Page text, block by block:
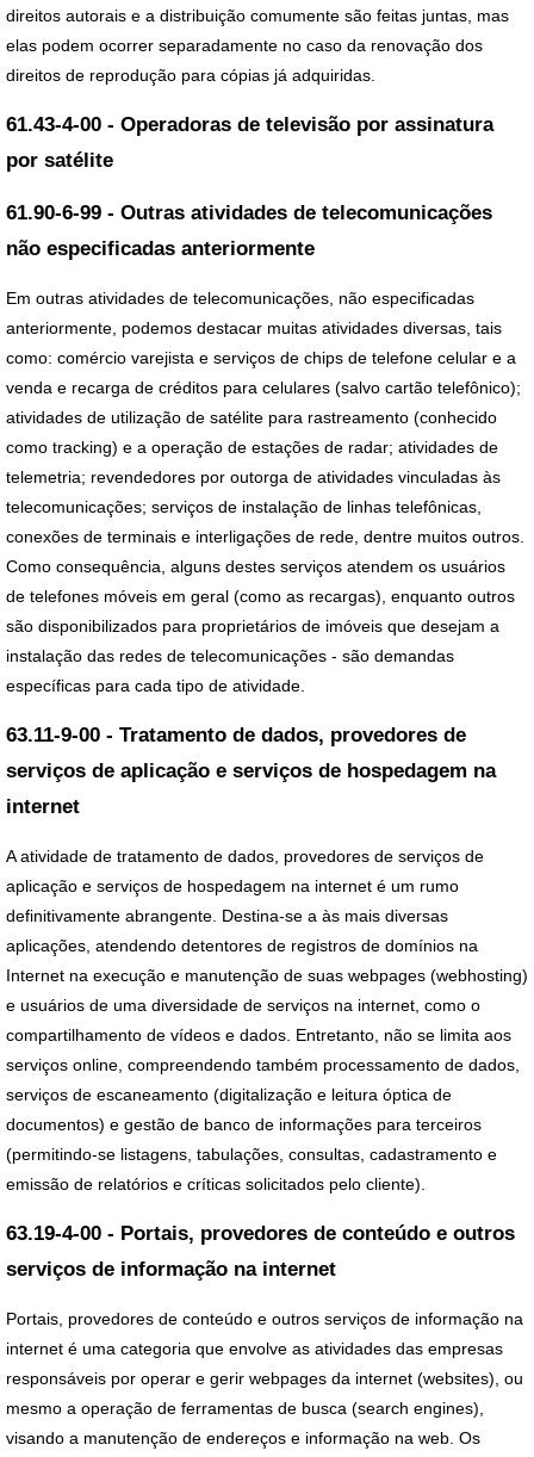
direitos autorais e a distribuição comumente são feitas juntas, mas
elas podem ocorrer separadamente no caso da renovação dos
direitos de reprodução para cópias já adquiridas.
61.43-4-00 - Operadoras de televisão por assinatura
por satélite
61.90-6-99 - Outras atividades de telecomunicações
não especificadas anteriormente
Em outras atividades de telecomunicações, não especificadas
anteriormente, podemos destacar muitas atividades diversas, tais
como: comércio varejista e serviços de chips de telefone celular e a
venda e recarga de créditos para celulares (salvo cartão telefônico);
atividades de utilização de satélite para rastreamento (conhecido
como tracking) e a operação de estações de radar; atividades de
telemetria; revendedores por outorga de atividades vinculadas às
telecomunicações; serviços de instalação de linhas telefônicas,
conexões de terminais e interligações de rede, dentre muitos outros.
Como consequência, alguns destes serviços atendem os usuários
de telefones móveis em geral (como as recargas), enquanto outros
são disponibilizados para proprietários de imóveis que desejam a
instalação das redes de telecomunicações - são demandas
específicas para cada tipo de atividade.
63.11-9-00 - Tratamento de dados, provedores de
serviços de aplicação e serviços de hospedagem na
internet
A atividade de tratamento de dados, provedores de serviços de
aplicação e serviços de hospedagem na internet é um rumo
definitivamente abrangente. Destina-se a às mais diversas
aplicações, atendendo detentores de registros de domínios na
Internet na execução e manutenção de suas webpages (webhosting)
e usuários de uma diversidade de serviços na internet, como o
compartilhamento de vídeos e dados. Entretanto, não se limita aos
serviços online, compreendendo também processamento de dados,
serviços de escaneamento (digitalização e leitura óptica de
documentos) e gestão de banco de informações para terceiros
(permitindo-se listagens, tabulações, consultas, cadastramento e
emissão de relatórios e críticas solicitados pelo cliente).
63.19-4-00 - Portais, provedores de conteúdo e outros
serviços de informação na internet
Portais, provedores de conteúdo e outros serviços de informação na
internet é uma categoria que envolve as atividades das empresas
responsáveis por operar e gerir webpages da internet (websites), ou
mesmo a operação de ferramentas de busca (search engines),
visando a manutenção de endereços e informação na web. Os